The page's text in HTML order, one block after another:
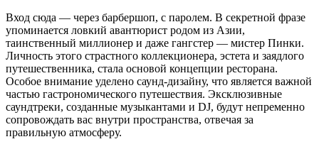
Вход сюда — через барбершоп, с паролем. В секретной фразе
упоминается ловкий авантюрист родом из Азии,
таинственный миллионер и даже гангстер — мистер Пинки.
Личность этого страстного коллекционера, эстета и заядлого
путешественника, стала основой концепции ресторана.
Особое внимание уделено саунд-дизайну, что является важной
частью гастрономического путешествия. Эксклюзивные
саундтреки, созданные музыкантами и DJ, будут непременно
сопровождать вас внутри пространства, отвечая за
правильную атмосферу.